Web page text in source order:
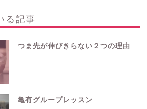
る記事
つま先が伸びきらない２つの理由
亀有グループレッスン